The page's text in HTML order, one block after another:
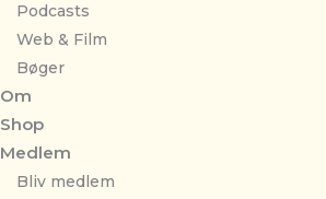
Podcasts
Web & Film
Bøger
Om
Shop
Medlem
Bliv medlem